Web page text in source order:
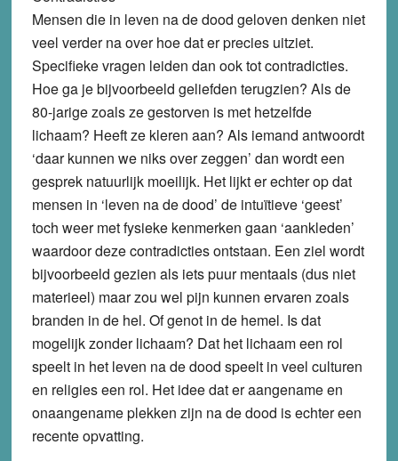
Mensen die in leven na de dood geloven denken niet
veel verder na over hoe dat er precies uitziet.
Specifieke vragen leiden dan ook tot contradicties.
Hoe ga je bijvoorbeeld geliefden terugzien? Als de
80-jarige zoals ze gestorven is met hetzelfde
lichaam? Heeft ze kleren aan? Als iemand antwoordt
‘daar kunnen we niks over zeggen’ dan wordt een
gesprek natuurlijk moeilijk. Het lijkt er echter op dat
mensen in ‘leven na de dood’ de intuïtieve ‘geest’
toch weer met fysieke kenmerken gaan ‘aankleden’
waardoor deze contradicties ontstaan. Een ziel wordt
bijvoorbeeld gezien als iets puur mentaals (dus niet
materieel) maar zou wel pijn kunnen ervaren zoals
branden in de hel. Of genot in de hemel. Is dat
mogelijk zonder lichaam? Dat het lichaam een rol
speelt in het leven na de dood speelt in veel culturen
en religies een rol. Het idee dat er aangename en
onaangename plekken zijn na de dood is echter een
recente opvatting.